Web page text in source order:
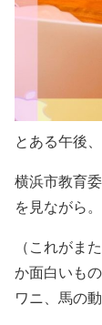
とある午後
横浜市教育
を見ながら。
（これがま
か面白いも
ワニ、馬の